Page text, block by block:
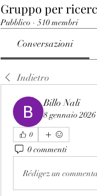
Gruppo per
Pubblico · 510 membri
Conversazioni
Indietro
Billo Nali
8 gennaio 2026
0
0 commenti
Rédigez un